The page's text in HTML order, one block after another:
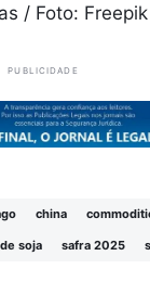
/ Foto:
PUBLICIDADE
china
soja safra 2025